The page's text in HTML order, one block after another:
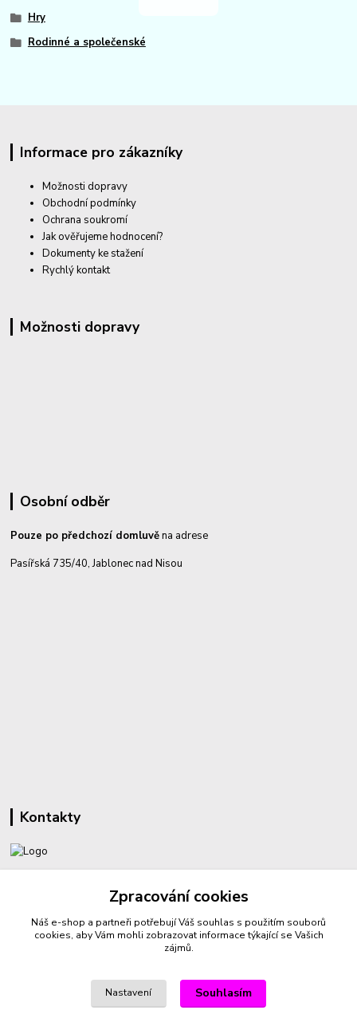
Hry
Rodinné a společenské
Informace pro zákazníky
Možnosti dopravy
Obchodní podmínky
Ochrana soukromí
Jak ověřujeme hodnocení?
Dokumenty ke stažení
Rychlý kontakt
Možnosti dopravy
Osobní odběr
Pouze po předchozí domluvěna adrese
Pasířská 735/40, Jablonec nad Nisou
Kontakty
sperkyproradost@seznam.cz
Zpracování cookies
Náš e-shop a partneři potřebují Váš souhlas s použitím souborů
cookies, aby Vám mohli zobrazovat informace týkající se Vašich
zájmů.
Nastavení Souhlasím